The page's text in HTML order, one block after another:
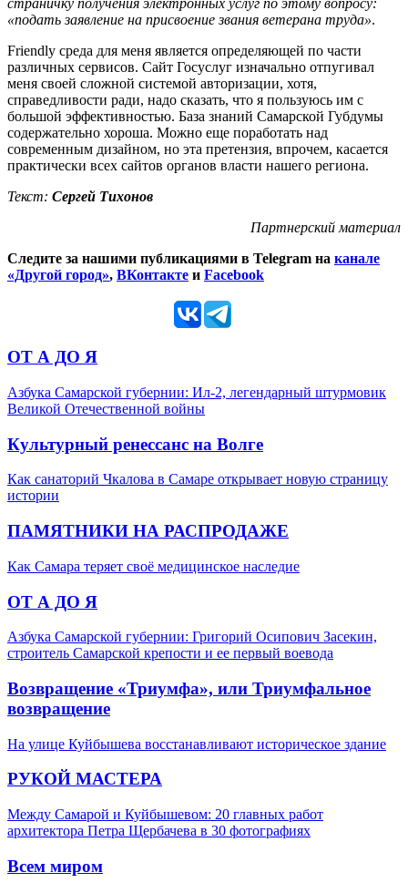
«подать заявление на присвоение звания ветерана труда».
Friendly среда для меня является определяющей по части
различных сервисов. Сайт Госуслуг изначально отпугивал
меня своей сложной системой авторизации, хотя,
справедливости ради, надо сказать, что я пользуюсь им с
большой эффективностью. База знаний Самарской Губдумы
содержательно хороша. Можно еще поработать над
современным дизайном, но эта претензия, впрочем, касается
практически всех сайтов органов власти нашего региона.
Текст: Сергей Тихонов
Партнерский материал
Следите за нашими публикациями в Telegram на канале
«Другой город», ВКонтакте и Facebook
ОТ А ДО Я
Азбука Самарской губернии: Ил-2, легендарный штурмовик
Великой Отечественной войны
Культурный ренессанс на Волге
Как санаторий Чкалова в Самаре открывает новую страницу
истории
ПАМЯТНИКИ НА РАСПРОДАЖЕ
Как Самара теряет своё медицинское наследие
ОТ А ДО Я
Азбука Самарской губернии: Григорий Осипович Засекин,
строитель Самарской крепости и ее первый воевода
Возвращение «Триумфа», или Триумфальное
возвращение
На улице Куйбышева восстанавливают историческое здание
РУКОЙ МАСТЕРА
Между Самарой и Куйбышевом: 20 главных работ
архитектора Петра Щербачева в 30 фотографиях
Всем миром